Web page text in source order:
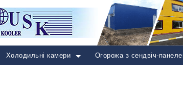
Холодильні камери Огорожа з сендвіч-